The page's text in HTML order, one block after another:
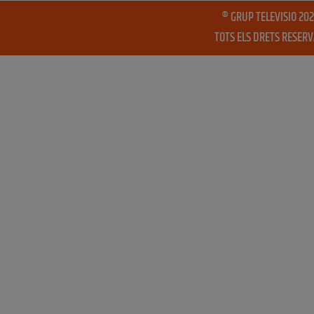
® GRUP TELEVISIO
TOTS ELS DRETS